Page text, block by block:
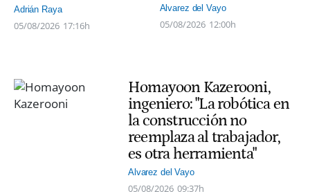
Adrián Raya
05/08/2026 17:16h
Alvarez del Vayo
05/08/2026 12:00h
Homayoon Kazerooni,
ingeniero: "La robótica en
la construcción no
reemplaza al trabajador,
es otra herramienta"
Alvarez del Vayo
05/08/2026 09:37h